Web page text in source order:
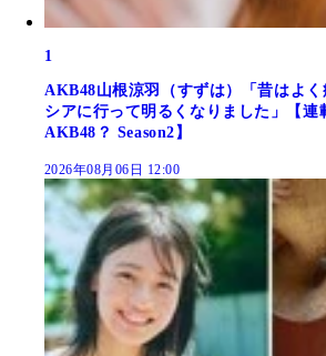
1
AKB48山根涼羽（すずは）「昔はよ
シアに行って明るくなりました」【連
AKB48？ Season2】
2026年08月06日 12:00